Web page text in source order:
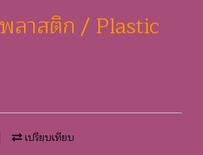
ลาสติก / Plastic
เปรียบเทียบ